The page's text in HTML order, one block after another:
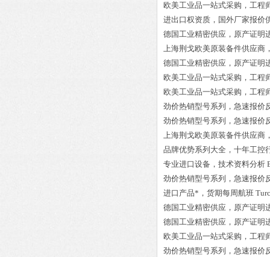
欧美工业品一站式采购，工程
进出口权资质，国外厂家报价
德国工业精密供应，原产证明
上海荆戈欧美原装备件供应商
德国工业精密供应，原产证明
欧美工业品一站式采购，工程
欧美工业品一站式采购，工程
劲价热销型号系列，急速报价
劲价热销型号系列，急速报价
上海荆戈欧美原装备件供应商
品牌优势系列大全，十年工控
专业进口设备，技术资料分析
劲价热销型号系列，急速报价
进口产品*，货期每周航班
德国工业精密供应，原产证明
德国工业精密供应，原产证明
欧美工业品一站式采购，工程
劲价热销型号系列，急速报价